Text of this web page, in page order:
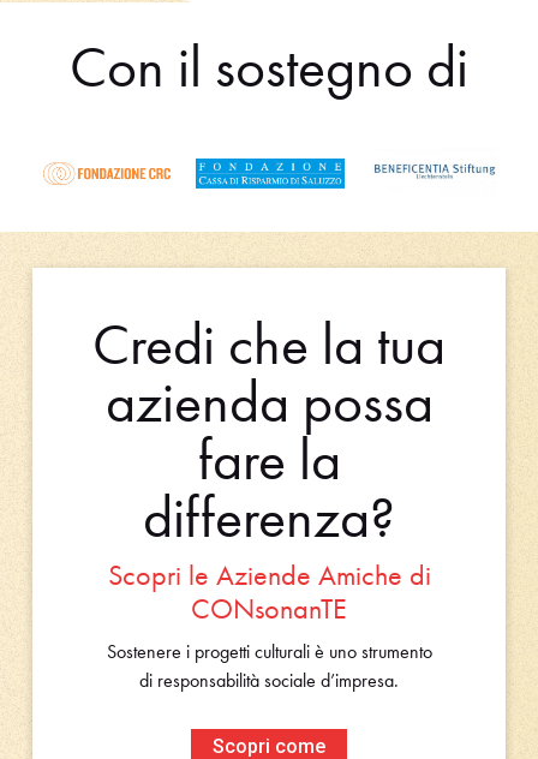
Con il sostegno di
Credi che la tua
azienda possa
fare la
differenza?
Scopri le Aziende Amiche di
CONsonanTE
Sostenere i progetti culturali è uno strumento
di responsabilità sociale d’impresa.
Scopri come